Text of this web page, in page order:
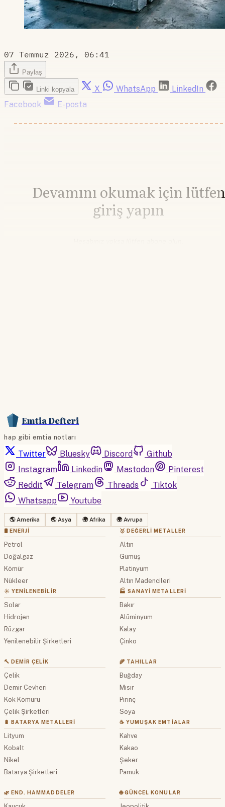
07 Temmuz 2026, 06:41
Paylaş
Linki kopyala X WhatsApp
LinkedIn
Facebook
E-posta
Devamını okumak için lütfen
giriş yapın
Emtia Defteri
hap gibi emtia notları
Twitter Bluesky Discord
Github
Instagram
Linkedin Mastodon
Pinterest
Reddit
Telegram Threads
Tiktok
Whatsapp
Youtube
🌎 Amerika 🌏 Asya 🌍 Afrika 🌍 Avrupa
🛢 ENERJI
Petrol
Doğalgaz
Kömür
Nükleer
☀️ YENILENEBILIR
Solar
Hidrojen
Rüzgar
Yenilenebilir Şirketleri
🥇 DEĞERLI METALLER
Altın
Gümüş
Platinyum
Altın Madencileri
🏭 SANAYI METALLERI
Bakır
Alüminyum
Kalay
Çinko
🔨 DEMIR ÇELIK
Çelik
Demir Cevheri
Kok Kömürü
Çelik Şirketleri
🔋 BATARYA METALLERI
Lityum
Kobalt
Nikel
Batarya Şirketleri
🌾 TAHILLAR
Buğday
Mısır
Pirinç
Soya
☕ YUMUŞAK EMTIALAR
Kahve
Kakao
Şeker
Pamuk
🌿 END. HAMMADDELER 🌐 GÜNCEL KONULAR